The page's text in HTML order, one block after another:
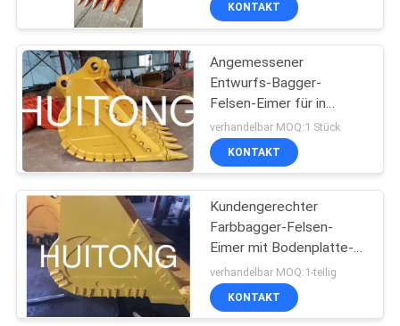
KONTAKT
Angemessener
Entwurfs-Bagger-
Felsen-Eimer für in
hohem Grade
abschleifende
Anwendungen
verhandelbar MOQ:1 Stück
KONTAKT
Kundengerechter
Farbbagger-Felsen-
Eimer mit Bodenplatte-
Versammlung auf
Unterseite
verhandelbar MOQ:1-teilig
KONTAKT